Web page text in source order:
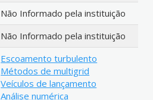
Não Informado pela instituição
Não Informado pela instituição
Escoamento turbulento
Métodos de multigrid
Veículos de lançamento
Análise numérica